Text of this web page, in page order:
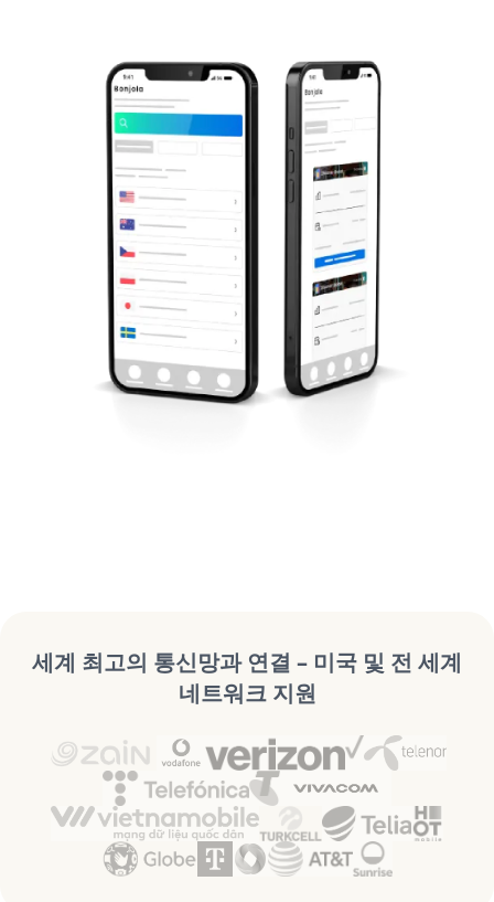
세계 최고의 통신망과 연결 – 미국 및 전 세계
네트워크 지원